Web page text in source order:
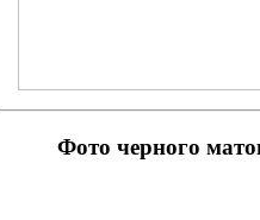
Фото черного